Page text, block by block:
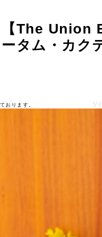
【The Union
ータム・カク
おります。